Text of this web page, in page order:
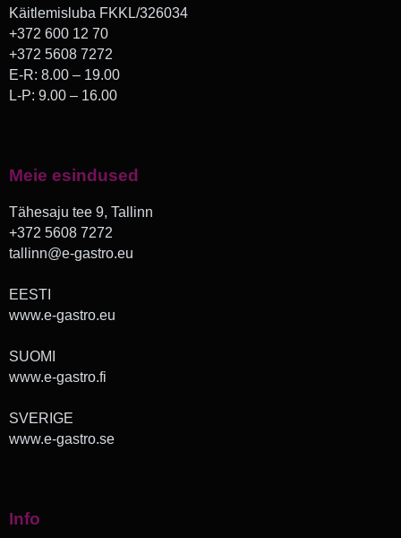
Käitlemisluba FKKL/326034
+372 600 12 70
+372 5608 7272
E-R: 8.00 – 19.00
L-P: 9.00 – 16.00
Meie esindused
Tähesaju tee 9, Tallinn
+372 5608 7272
tallinn@e-gastro.eu
EESTI
www.e-gastro.eu
SUOMI
www.e-gastro.fi
SVERIGE
www.e-gastro.se
Info